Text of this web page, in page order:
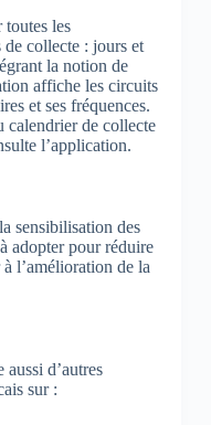
toutes les
collecte : jours et
la notion de
affiche les circuits
et ses fréquences.
calendrier de collecte
l’application.
sensibilisation des
adopter pour réduire
l’amélioration de la
d’autres
sur :